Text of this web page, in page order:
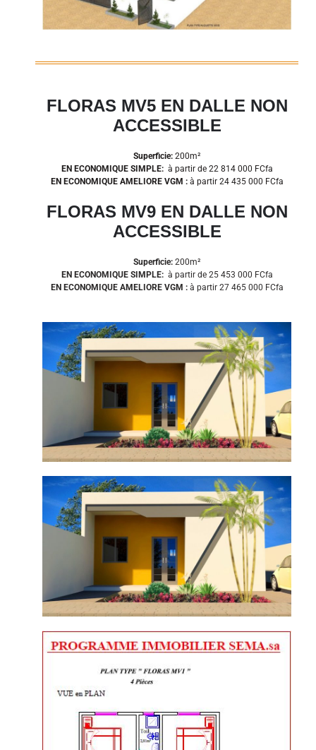
FLORAS MV5 EN DALLE NON
ACCESSIBLE
Superficie: 200m²
EN ECONOMIQUE SIMPLE:à partir de 22 814 000 FCfa
EN ECONOMIQUE AMELIORE VGM :à partir 24 435 000 FCfa
FLORAS MV9 EN DALLE NON
ACCESSIBLE
Superficie: 200m²
EN ECONOMIQUE SIMPLE:à partir de 25 453 000 FCfa
EN ECONOMIQUE AMELIORE VGM :à partir 27 465 000 FCfa